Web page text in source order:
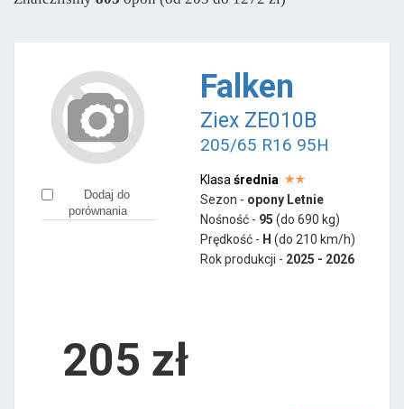
Semperit od 237 zł
Pozostałe marki
Accelera
Aplus od 164 zł
Austone
Gislaved od 277 zł
Giti od 299 zł
Dodaj do
porównania
Falken
Ziex ZE010B
205/65 R16 95H
Klasa średnia
Sezon - opony Letnie
Nośność - 95 (do 690 kg)
Prędkość - H (do 210 km/h)
Rok produkcji - 2025 - 2026
205 zł